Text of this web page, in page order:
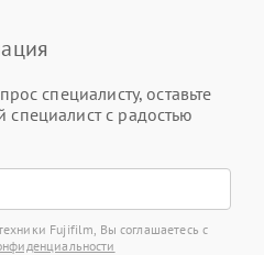
специалисту, оставьте
с радостью
Fujifilm, Вы соглашаетесь с